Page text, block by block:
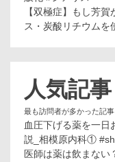
【双極症】もし芳
ス・炭酸リチウムを
人気記事
最も訪問者が多かった記
血圧下げる薬を一日
説_相模原内科①
医師は薬は飲まない